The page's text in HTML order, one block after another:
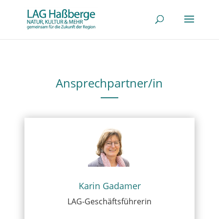
Ansprechpartner/in
Karin Gadamer
LAG-Geschäftsführerin